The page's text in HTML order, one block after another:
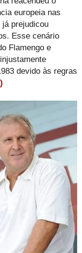
europeia nas
prejudicou
Esse cenário
Flamengo e
devido às regras